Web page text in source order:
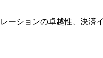
ーションの卓越性、決済